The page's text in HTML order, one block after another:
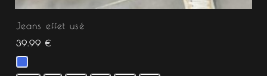
Jeans effet usé
39.99 €